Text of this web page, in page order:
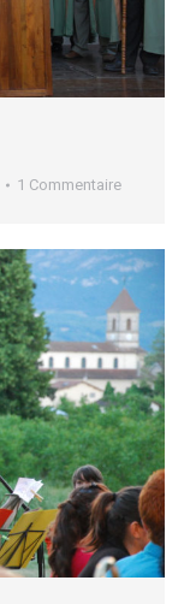
1 Commentaire